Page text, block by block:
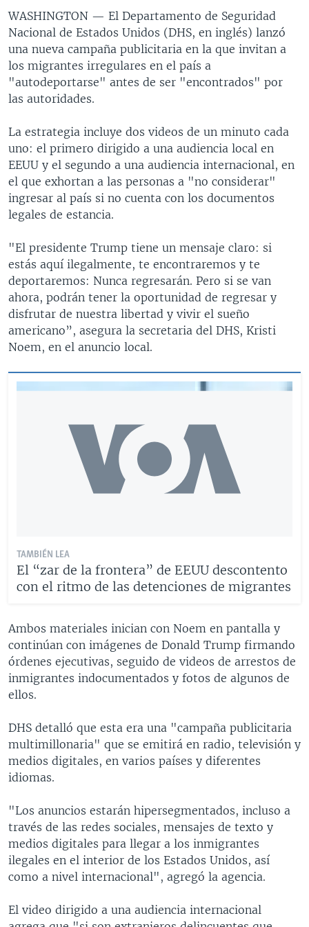
WASHINGTON — El Departamento de Seguridad
Nacional de Estados Unidos (DHS, en inglés) lanzó
una nueva campaña publicitaria en la que invitan a
los migrantes irregulares en el país a
"autodeportarse" antes de ser "encontrados" por
las autoridades.
La estrategia incluye dos videos de un minuto cada
uno: el primero dirigido a una audiencia local en
EEUU y el segundo a una audiencia internacional, en
el que exhortan a las personas a "no considerar"
ingresar al país si no cuenta con los documentos
legales de estancia.
"El presidente Trump tiene un mensaje claro: si
estás aquí ilegalmente, te encontraremos y te
deportaremos: Nunca regresarán. Pero si se van
ahora, podrán tener la oportunidad de regresar y
disfrutar de nuestra libertad y vivir el sueño
americano”, asegura la secretaria del DHS, Kristi
Noem, en el anuncio local.
TAMBIÉN LEA
El “zar de la frontera” de EEUU descontento
con el ritmo de las detenciones de migrantes
Ambos materiales inician con Noem en pantalla y
continúan con imágenes de Donald Trump firmando
órdenes ejecutivas, seguido de videos de arrestos de
inmigrantes indocumentados y fotos de algunos de
ellos.
DHS detalló que esta era una "campaña publicitaria
multimillonaria" que se emitirá en radio, televisión y
medios digitales, en varios países y diferentes
idiomas.
"Los anuncios estarán hipersegmentados, incluso a
través de las redes sociales, mensajes de texto y
medios digitales para llegar a los inmigrantes
ilegales en el interior de los Estados Unidos, así
como a nivel internacional", agregó la agencia.
El video dirigido a una audiencia internacional